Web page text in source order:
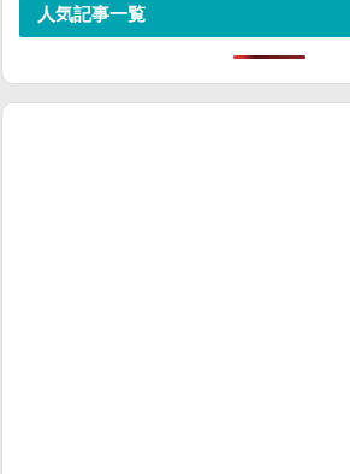
人気記事一覧